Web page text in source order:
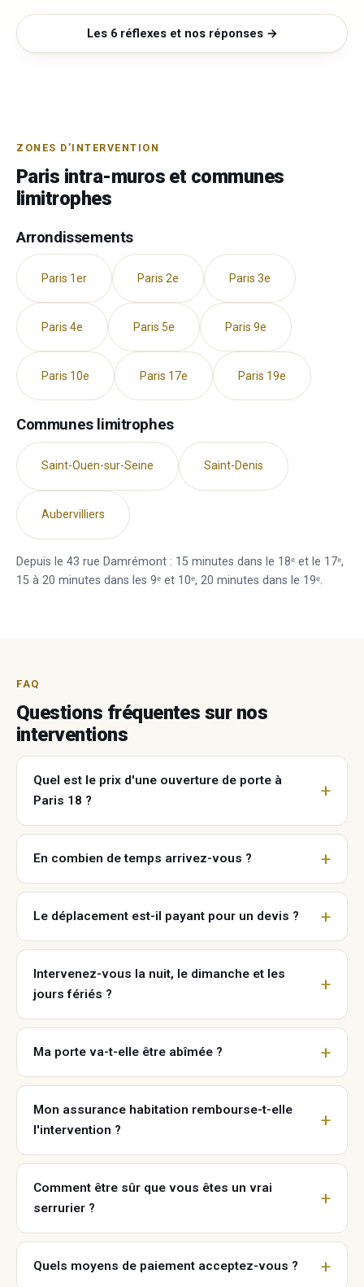
Les 6 réflexes et nos réponses →
ZONES D’INTERVENTION
Paris intra-muros et communes
limitrophes
Arrondissements
Paris 1er Paris 2e Paris 3e
Paris 4e Paris 5e Paris 9e
Paris 10e Paris 17e Paris 19e
Communes limitrophes
Saint-Ouen-sur-Seine Saint-Denis
Aubervilliers
Depuis le 43 rue Damrémont : 15 minutes dans le 18ᵉ et le 17ᵉ,
15 à 20 minutes dans les 9ᵉ et 10ᵉ, 20 minutes dans le 19ᵉ.
FAQ
Questions fréquentes sur nos
interventions
Quel est le prix d'une ouverture de porte à
Paris 18 ?
En combien de temps arrivez-vous ?
Le déplacement est-il payant pour un devis ?
Intervenez-vous la nuit, le dimanche et les
jours fériés ?
Ma porte va-t-elle être abîmée ?
Mon assurance habitation rembourse-t-elle
l'intervention ?
Comment être sûr que vous êtes un vrai
serrurier ?
Quels moyens de paiement acceptez-vous ?